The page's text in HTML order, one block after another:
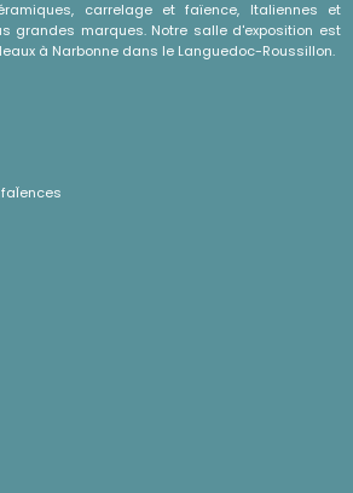
carrelage et faïence, Italiennes et
grandes marques. Notre salle d'exposition est
à Narbonne dans le Languedoc-Roussillon.